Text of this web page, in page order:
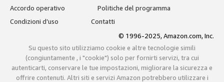
Accordo operativo
Politiche del programma
Condizioni d’uso
Contatti
© 1996-2025, Amazon.com, Inc.
Su questo sito utilizziamo cookie e altre tecnologie simili
(congiuntamente , i "cookie") solo per fornirti servizi, tra cui
autenticarti, conservare le tue impostazioni, migliorare la sicurezza e
offrire contenuti. Altri siti e servizi Amazon potrebbero utilizzare i